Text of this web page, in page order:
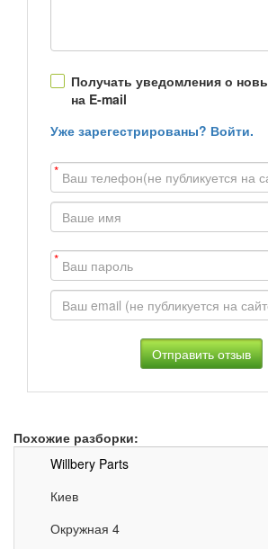
Получать уведомления о
на E-mail
Уже зарегестрированы? Войти.
*
*
Похожие разборки:
Willbery Parts
Киев
Окружная 4